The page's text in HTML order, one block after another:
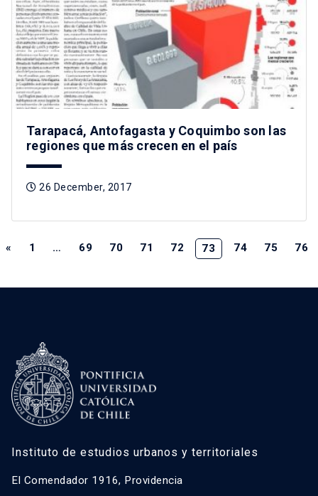
Tarapacá, Antofagasta y Coquimbo son las
regiones que más crecen en el país
26 December, 2017
« 1 … 69 70 71 72 73 74 75 76
Instituto de estudios urbanos y territoriales
El Comendador 1916, Providencia